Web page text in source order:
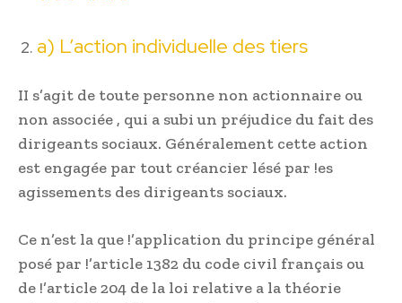
a) L’action individuelle des tiers
II s’agit de toute personne non actionnaire ou
non associée , qui a subi un préjudice du fait des
dirigeants sociaux. Généralement cette action
est engagée par tout créancier lésé par !es
agissements des dirigeants sociaux.
Ce n’est la que !’application du principe général
posé par !’article 1382 du code civil français ou
de !’article 204 de la loi relative a la théorie